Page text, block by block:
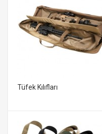
Tüfek Kılıfları